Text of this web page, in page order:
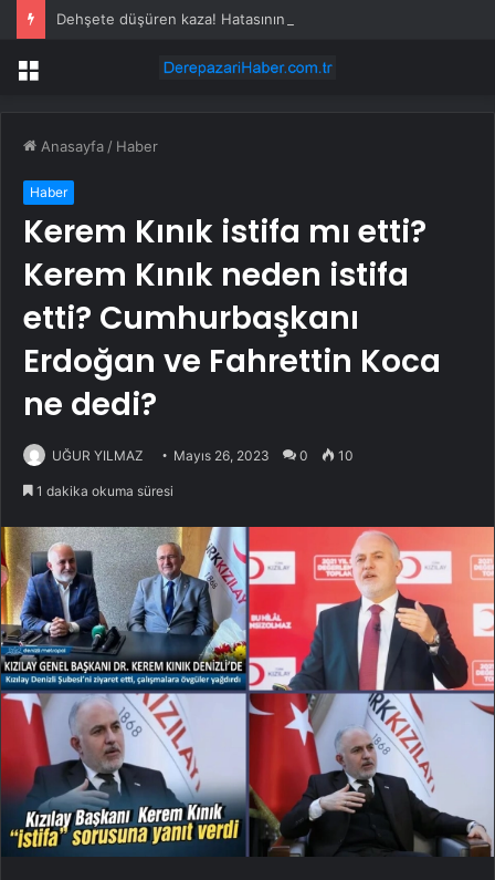
Dehşete düşüren kaza! Hatasının bedelini çok ağır ödedi
Menü
Anasayfa / Haber
Haber
Kerem Kınık istifa mı etti?
Kerem Kınık neden istifa
etti? Cumhurbaşkanı
Erdoğan ve Fahrettin Koca
ne dedi?
UĞUR YILMAZ Mayıs 26, 2023 0 10
1 dakika okuma süresi